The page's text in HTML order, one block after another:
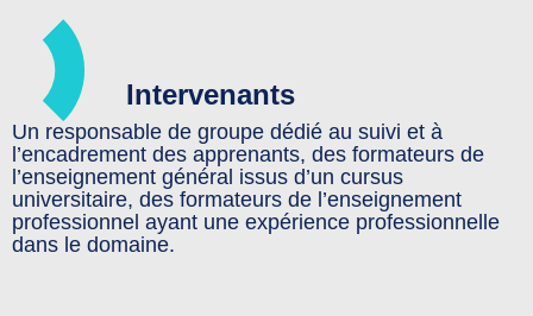
Intervenants
Un responsable de groupe dédié au suivi et à
l’encadrement des apprenants, des formateurs de
l’enseignement général issus d’un cursus
universitaire, des formateurs de l’enseignement
professionnel ayant une expérience professionnelle
dans le domaine.